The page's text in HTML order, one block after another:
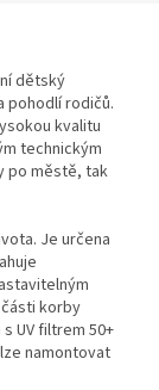
dětský
pohodlí rodičů.
kvalitu
technickým
po městě, tak
Je určena
korby
UV filtrem 50+
namontovat